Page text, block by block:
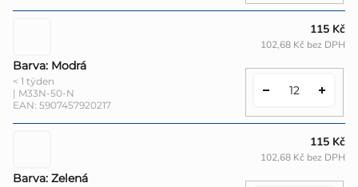
Barva: Modrá
< 1 týden
| M33N-50-N
EAN: 5907457920217
115 Kč
102,68 Kč bez DPH
Barva: Zelená
115 Kč
102,68 Kč bez DPH